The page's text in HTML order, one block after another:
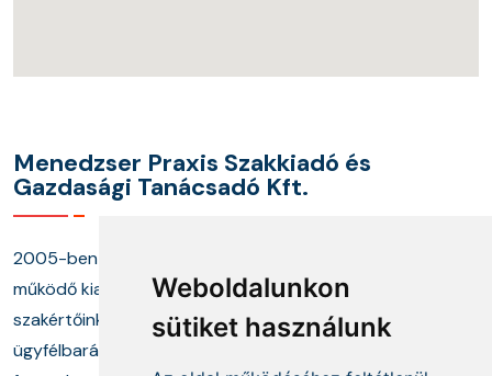
Weboldalunkon
sütiket használunk
Menedzser Praxis Szakkiadó és
Gazdasági Tanácsadó Kft.
2005-ben alapított cégünk és annak keretei között
működő kiadónk, képzési központunk, valamint
szakértőinkből álló tanácsadó munkacsoportunk
ügyfélbarát termékekkel és megoldásokkal, a